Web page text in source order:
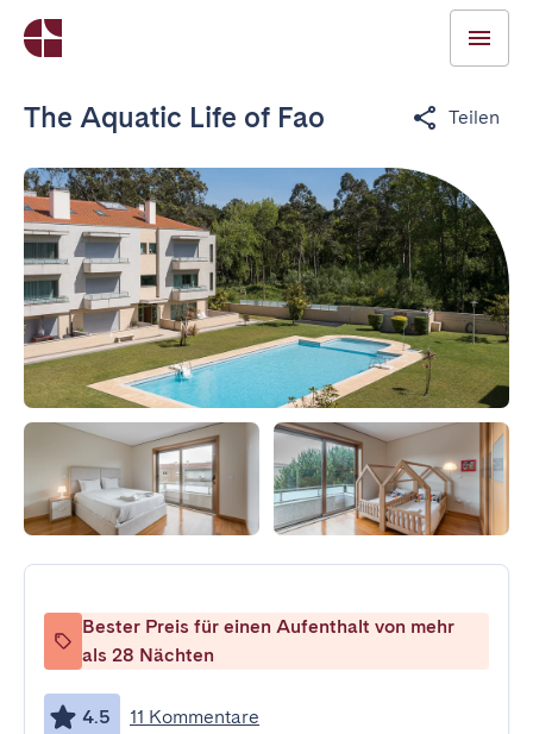
The Aquatic Life of Fao Teilen
Bester Preis für einen Aufenthalt von mehr
als 28 Nächten
4.5 11 Kommentare